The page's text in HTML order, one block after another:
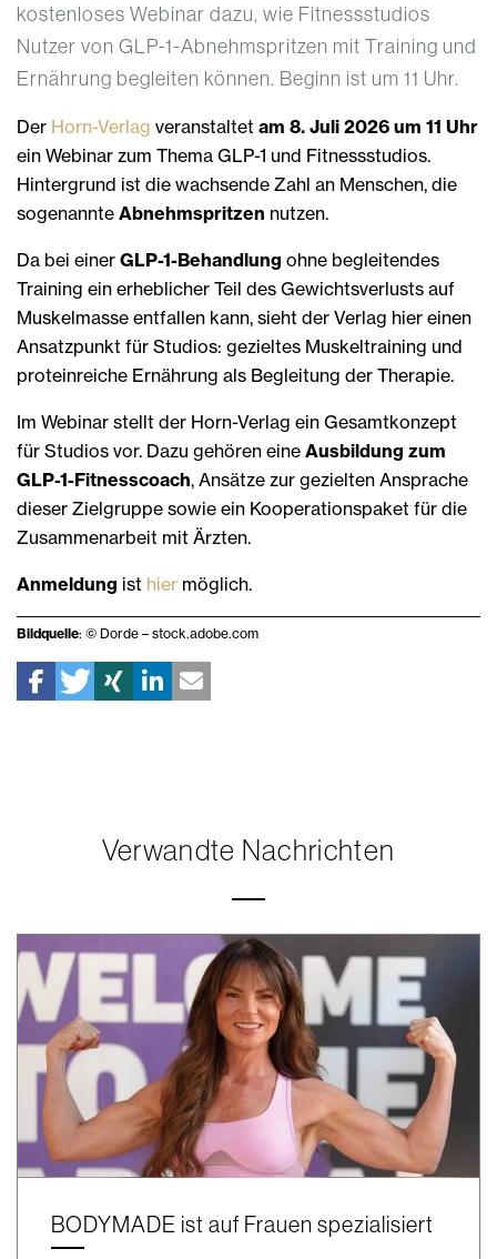
kostenloses Webinar dazu, wie Fitnessstudios
Nutzer von GLP-1-Abnehmspritzen mit Training und
Ernährung begleiten können. Beginn ist um 11 Uhr.
Der Horn-Verlag veranstaltet am 8. Juli 2026 um 11 Uhr
ein Webinar zum Thema GLP-1 und Fitnessstudios.
Hintergrund ist die wachsende Zahl an Menschen, die
sogenannte Abnehmspritzen nutzen.
Da bei einer GLP-1-Behandlung ohne begleitendes
Training ein erheblicher Teil des Gewichtsverlusts auf
Muskelmasse entfallen kann, sieht der Verlag hier einen
Ansatzpunkt für Studios: gezieltes Muskeltraining und
proteinreiche Ernährung als Begleitung der Therapie.
Im Webinar stellt der Horn-Verlag ein Gesamtkonzept
für Studios vor. Dazu gehören eine Ausbildung zum
GLP-1-Fitnesscoach, Ansätze zur gezielten Ansprache
dieser Zielgruppe sowie ein Kooperationspaket für die
Zusammenarbeit mit Ärzten.
Anmeldung ist hier möglich.
Bildquelle: © Dorde – stock.adobe.com
Verwandte Nachrichten
BODYMADE ist auf Frauen spezialisiert